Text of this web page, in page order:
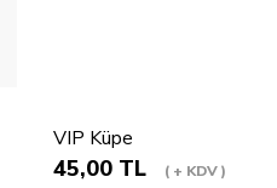
VIP Küpe
45,00 TL + KDV